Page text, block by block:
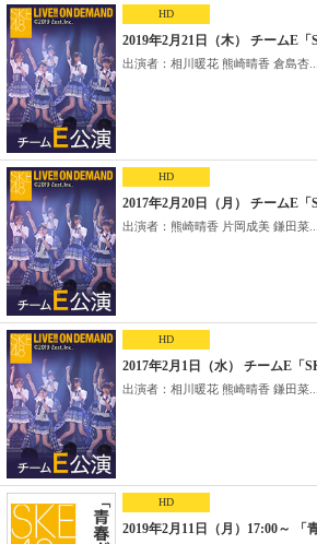
HD
2019年2月21日（木） チームE
出演者：相川暖花 熊崎晴香 倉島杏...
HD
2017年2月20日（月） チームE
出演者：熊崎晴香 片岡成美 鎌田菜...
HD
2017年2月1日（水） チームE「
出演者：相川暖花 熊崎晴香 鎌田菜...
HD
2019年2月11日（月）17:00～ 「